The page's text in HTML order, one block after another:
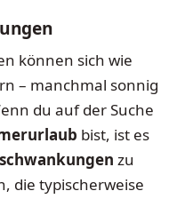
können sich wie
– manchmal sonnig
du auf der Suche
bist, ist es
zu
die typischerweise